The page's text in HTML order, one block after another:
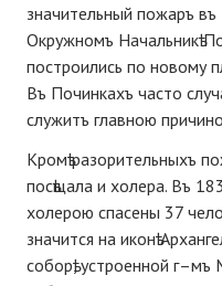
значительный пожаръ въ
Окружномъ Начальникѣ
построились по новому
Въ Починкахъ часто
служитъ главною
Кромѣ разорительныхъ
посѣщала и холера. Въ
холерою спасены 37
значится на иконѣ
соборѣ, устроенной